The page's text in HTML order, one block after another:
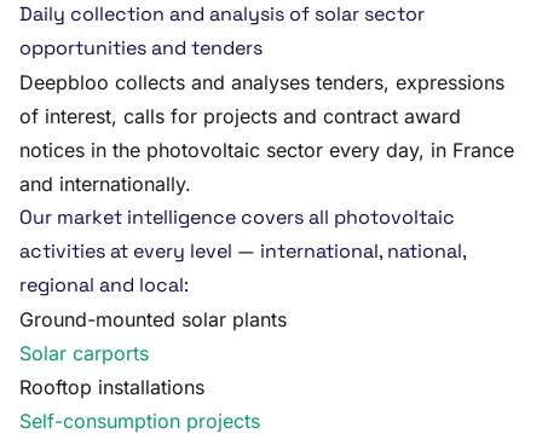
Daily collection and analysis of solar sector
opportunities and tenders
Deepbloo collects and analyses tenders, expressions
of interest, calls for projects and contract award
notices in the photovoltaic sector every day, in France
and internationally.
Our market intelligence covers all photovoltaic
activities at every level — international, national,
regional and local:
Ground-mounted solar plants
Solar carports
Rooftop installations
Self-consumption projects